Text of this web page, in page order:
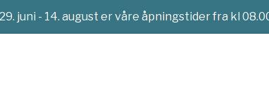
29. juni - 14. august er våre åpningstider fra kl